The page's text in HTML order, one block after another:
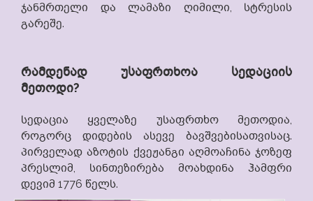
ჯანმრთელი და ლამაზი ღიმილი, სტრესის
გარეშე.
რამდენად უსაფრთხოა სედაციის
მეთოდი?
სედაცია ყველაზე უსაფრთხო მეთოდია,
როგორც დიდების ასევე ბავშვებისათვისაც.
პირველად აზოტის ქვეჟანგი აღმოაჩინა ჯოზეფ
პრესლიმ, სინთეზირება მოახდინა ჰამფრი
დევიმ 1776 წელს.